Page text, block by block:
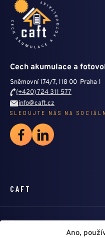
Ano,
Cech akumulace a
Sněmovní 174/7, 118 00 Praha 1
(+420) 724 311 577
info@caft.cz
SLEDUJTE NÁS NA
CAFT